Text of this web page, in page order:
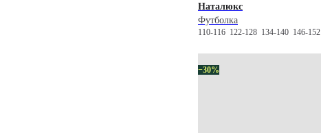
Наталюкс
Футболка
110-116 122-128 134-140 146-152
−30%